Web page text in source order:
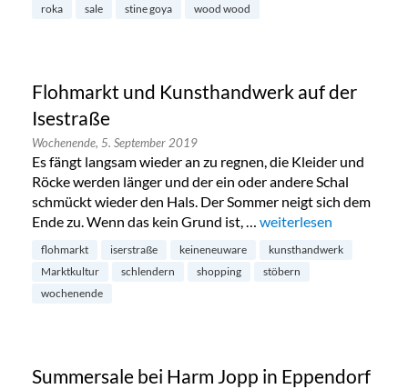
roka
sale stine goya wood wood
Flohmarkt und Kunsthandwerk auf der
Isestraße
Wochenende, 5. September 2019
Es fängt langsam wieder an zu regnen, die Kleider und
Röcke werden länger und der ein oder andere Schal
schmückt wieder den Hals. Der Sommer neigt sich dem
Ende zu. Wenn das kein Grund ist, … „Flohmarkt und
weiterlesen
flohmarkt iserstraße keineneuware
kunsthandwerk
Marktkultur
schlendern shopping
stöbern
wochenende
Summersale bei Harm Jopp in Eppendorf